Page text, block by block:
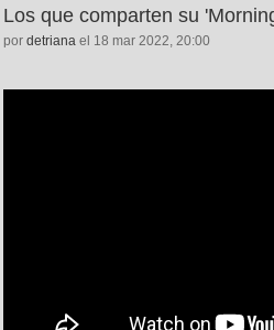
Los que comparten su
por detriana el 18 mar 2022, 20:00